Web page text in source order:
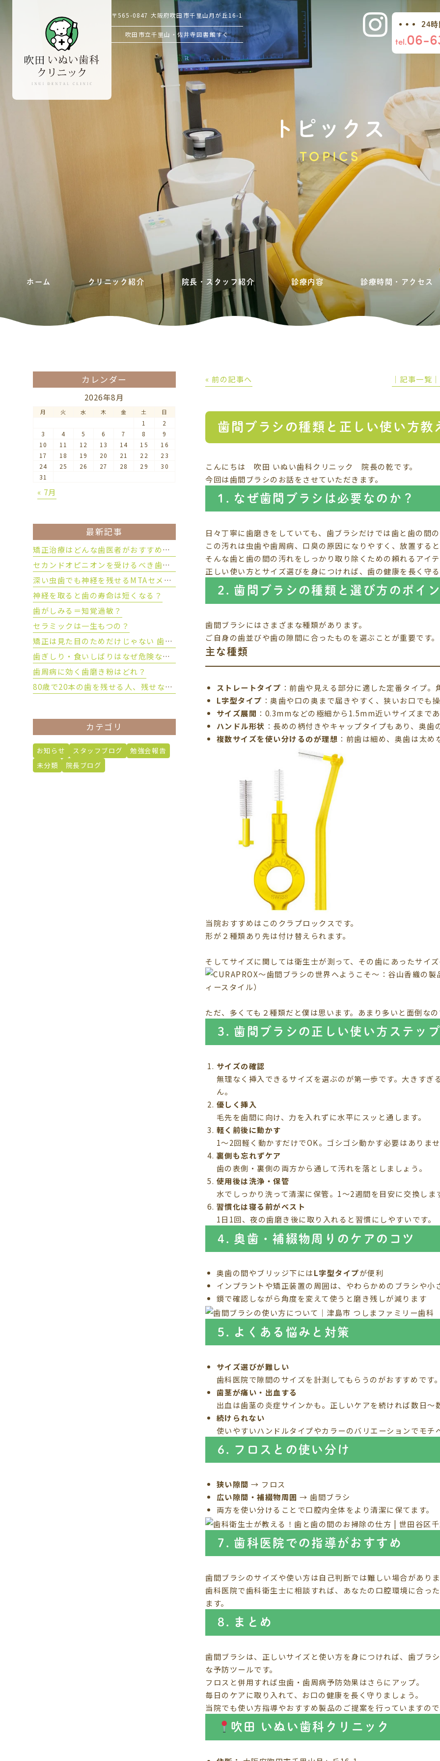
〒565-0847 大阪府吹田市千里山月が丘16-1
吹田市立千里山・佐井寺図書館すぐ
24時
tel.06-
トピックス
TOPICS
ホーム クリニック紹介 院長・スタッフ紹介 診療内容 診療時間・アクセス
« 前の記事へ │記事一覧│
歯間ブラシの種類と正しい使い方教
こんにちは 吹田 いぬい歯科クリニック 院長の乾です。
今回は歯間ブラシのお話をさせていただきます。
1. なぜ歯間ブラシは必要なのか？
日々丁寧に歯磨きをしていても、歯ブラシだけでは歯と歯の間
この汚れは虫歯や歯周病、口臭の原因になりやすく、放置する
そんな歯と歯の間の汚れをしっかり取り除くための頼れるアイ
正しい使い方とサイズ選びを身につければ、歯の健康を長く守る
2. 歯間ブラシの種類と選び方のポイン
歯間ブラシにはさまざまな種類があります。
ご自身の歯並びや歯の隙間に合ったものを選ぶことが重要です。
主な種類
ストレートタイプ ：前歯や見える部分に適した定番タイプ。
L字型タイプ ：奥歯や口の奥まで届きやすく、狭いお口でも
サイズ展開 ：0.3mmなどの極細から1.5mm近いサイズまで
ハンドル形状 ：長めの柄付きやキャップタイプもあり、奥歯
複数サイズを使い分けるのが理想 ：前歯は細め、奥歯は太め
当院おすすめはこのクラプロックスです。
形が２種類あり先は付け替えられます。
そしてサイズに関しては衛生士が測って、その歯にあったサイズ
ただ、多くても２種類だと僕は思います。あまり多いと面倒なの
3. 歯間ブラシの正しい使い方ステップ
サイズの確認
無理なく挿入できるサイズを選ぶのが第一歩です。大きすぎ
ん。
優しく挿入
毛先を歯間に向け、力を入れずに水平にスッと通します。
軽く前後に動かす
1〜2回軽く動かすだけでOK。ゴシゴシ動かす必要はありませ
裏側も忘れずケア
歯の表側・裏側の両方から通して汚れを落としましょう。
使用後は洗浄・保管
水でしっかり洗って清潔に保管。1〜2週間を目安に交換しま
習慣化は寝る前がベスト
1日1回、夜の歯磨き後に取り入れると習慣にしやすいです。
4. 奥歯・補綴物周りのケアのコツ
奥歯の間やブリッジ下にはL字型タイプが便利
インプラントや矯正装置の周囲は、やわらかめのブラシや小
鏡で確認しながら角度を変えて使うと磨き残しが減ります
5. よくある悩みと対策
サイズ選びが難しい
歯科医院で隙間のサイズを計測してもらうのがおすすめです。
歯茎が痛い・出血する
出血は歯茎の炎症サインかも。正しいケアを続ければ数日〜
続けられない
使いやすいハンドルタイプやカラーのバリエーションでモチ
6. フロスとの使い分け
狭い隙間 → フロス
広い隙間・補綴物周囲 → 歯間ブラシ
両方を使い分けることで口腔内全体をより清潔に保てます。
7. 歯科医院での指導がおすすめ
歯間ブラシのサイズや使い方は自己判断では難しい場合がありま
歯科医院で歯科衛生士に相談すれば、あなたの口腔環境に合っ
ます。
8. まとめ
歯間ブラシは、正しいサイズと使い方を身につければ、歯ブラ
な予防ツールです。
フロスと併用すれば虫歯・歯周病予防効果はさらにアップ。
毎日のケアに取り入れて、お口の健康を長く守りましょう。
当院でも使い方指導やおすすめ製品のご提案を行っていますの
吹田 いぬい歯科クリニック
カレンダー
2026年8月
月 火 水 木 金 土 日
1
2
3
4 5 6 7 8
9
10
11 12 13 14 15
16
17
18 19 20 21 22
23
24
25 26 27 28 29
30
31
« 7月
最新記事
矯正治療はどんな歯医者がおすすめ？後悔しない歯科医院の選び方
セカンドオピニオンを受けるべき歯科治療とは？
深い虫歯でも神経を残せるMTAセメントとは？
神経を取ると歯の寿命は短くなる？
歯がしみる＝知覚過敏？
セラミックは一生もつの？
矯正は見た目のためだけじゃない 歯を守るために大切な理由とは？
歯ぎしり・食いしばりはなぜ危険なのか？
歯周病に効く歯磨き粉はどれ？
80歳で20本の歯を残せる人、残せない人の違いとは？
カテゴリ
お知らせ スタッフブログ
勉強会報告
未分類
院長ブログ